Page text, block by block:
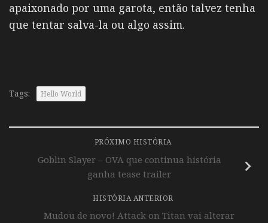
apaixonado por uma garota, então talvez tenha
que tentar salva-la ou algo assim.
Tags: Hello World
PRÓXIMO HISTÓRIA
Goblin Slayer – OVA que continua história
ganha tease trailer
HISTÓRIA ANTERIOR
Mudou de novo! Attack on Titan vai alterar